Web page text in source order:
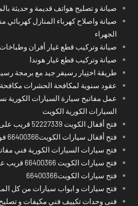
صيانة و تصليح هواتف قديمة و حديثة
صيانة واصلاح كهرباء المنازل
الجهراء
صيانة وتركيب قطع غيار أفران وطباخات
صيانة وتركيب قطع غيار هوندا
طريقة اختِيار رسيفر جيد مع برمجة
عقود سنوية لمكافحة الحشرات مكافحة
عمل مفاتيح سيارة السيارات الكورية
السيارات الكورية الكويت
فتح أقفال الكويت 52227339 قريب على موقعي
فتح أقفال سيارات الكويت66400366 فوري
فتح سيارات السيارات الكورية فني
فتح سيارات الكويت 66400366 قريب على موقعي
فتح سيارات الكويت66400366
فتح سيارات و ابواب سيارات من كل
فنى وحدات تكييف فني مكيفات و